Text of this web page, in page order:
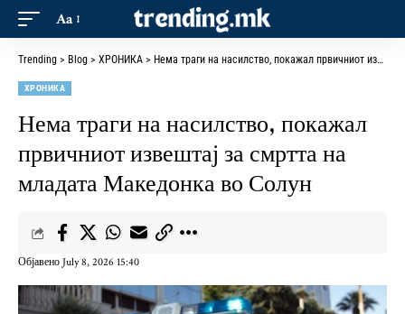
Aa
Trending > Blog > ХРОНИКА > Нема траги на насилство, покажал првичниот извештај за смртта на младата Македонка во Солун
ХРОНИКА
Нема траги на насилство, покажал
првичниот извештај за смртта на
младата Македонка во Солун
Објавено July 8, 2026 15:40